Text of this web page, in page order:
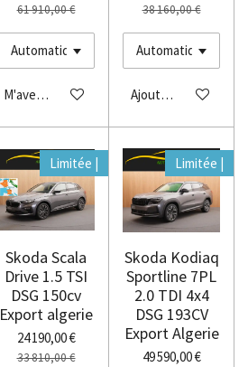
61 910,00 €
M'avertir si disponible
38 160,00 €
Ajouter au panier
Limitée |
Skoda Scala
Drive 1.5 TSI
DSG 150cv
Export algerie
24 190,00 €
33 810,00 €
Limitée |
Skoda Kodiaq
Sportline 7PL
2.0 TDI 4x4
DSG 193CV
Export Algerie
49 590,00 €